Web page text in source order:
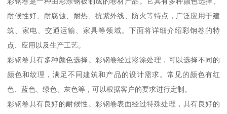
耐候性好、耐腐蚀、耐热、抗紫外线、防火等特点，广泛应用于建
筑、家电、交通运输、家具等领域。下面将详细介绍彩钢卷的特
点、应用以及生产工艺。
彩钢卷具有多种颜色选择。彩钢卷经过彩涂处理，可以选择不同的
颜色和纹理，满足不同建筑和产品的设计需求。常见的颜色有红
色、蓝色、绿色、灰色等，可以根据客户的要求进行定制。
彩钢卷具有良好的耐候性。彩钢卷表面经过特殊处理，具有良好的